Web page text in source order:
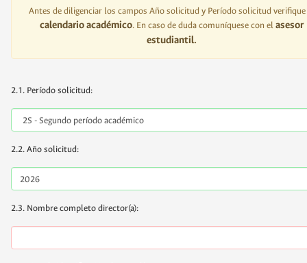
Antes de diligenciar los campos Año solicitud y Período solicitud
calendario académico. En caso de duda comuníquese con elasesor
estudiantil.
2.1. Período solicitud:
2.2. Año solicitud:
2.3. Nombre completo director(a):